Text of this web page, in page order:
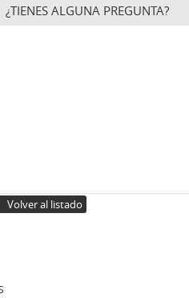
¿TIENES ALGUNA PREGUNTA?
Volver al listado